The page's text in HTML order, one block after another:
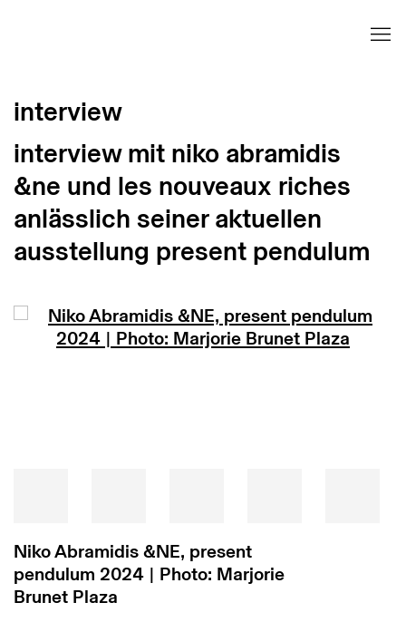
interview
interview mit niko abramidis
&ne und les nouveaux riches
anlässlich seiner aktuellen
ausstellung present pendulum
Open a larger version of the following image in
Niko Abramidis &NE, present
pendulum 2024 | Photo: Marjorie
Brunet Plaza